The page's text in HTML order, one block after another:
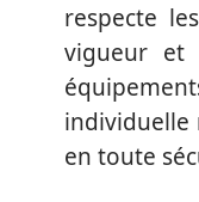
respecte
vigueur et
individuelle
en toute